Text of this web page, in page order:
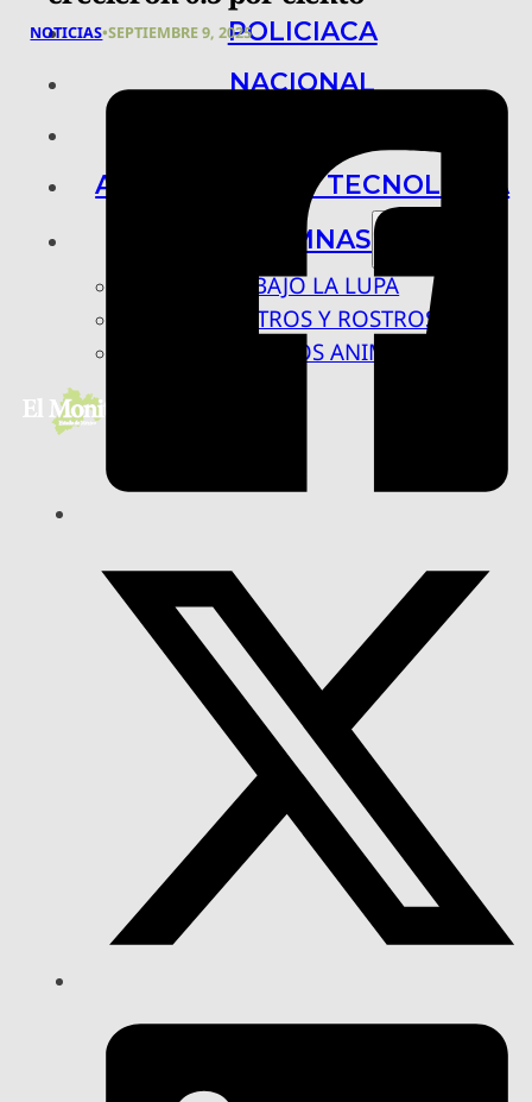
POLICIACA
NACIONAL
ARTE, CIENCIA Y TECNOLOGÍA
COLUMNAS
BAJO LA LUPA
RASTROS Y ROSTROS
VÍNCULOS ANIMALES
NOTICIAS•SEPTIEMBRE 9, 2025